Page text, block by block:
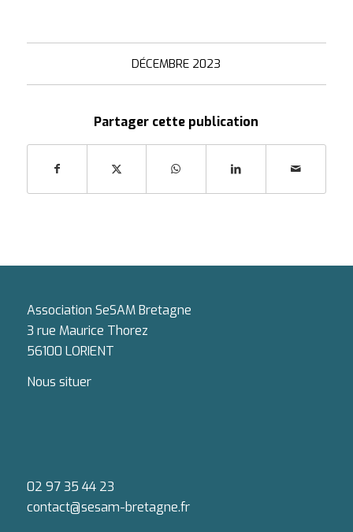
DÉCEMBRE 2023
Partager cette publication
Association SeSAM Bretagne
3 rue Maurice Thorez
56100 LORIENT
Nous situer
02 97 35 44 23
contact@sesam-bretagne.fr